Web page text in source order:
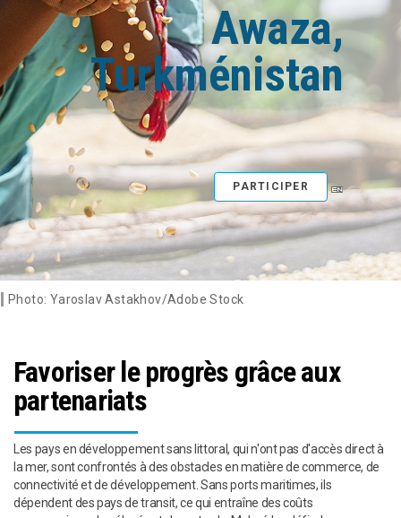
Awaza,
Turkménistan
PARTICIPER
Photo: Yaroslav Astakhov/Adobe Stock
Favoriser le progrès grâce aux
partenariats
Les pays en développement sans littoral, qui n'ont pas d'accès direct à
la mer, sont confrontés à des obstacles en matière de commerce, de
connectivité et de développement. Sans ports maritimes, ils
dépendent des pays de transit, ce qui entraîne des coûts